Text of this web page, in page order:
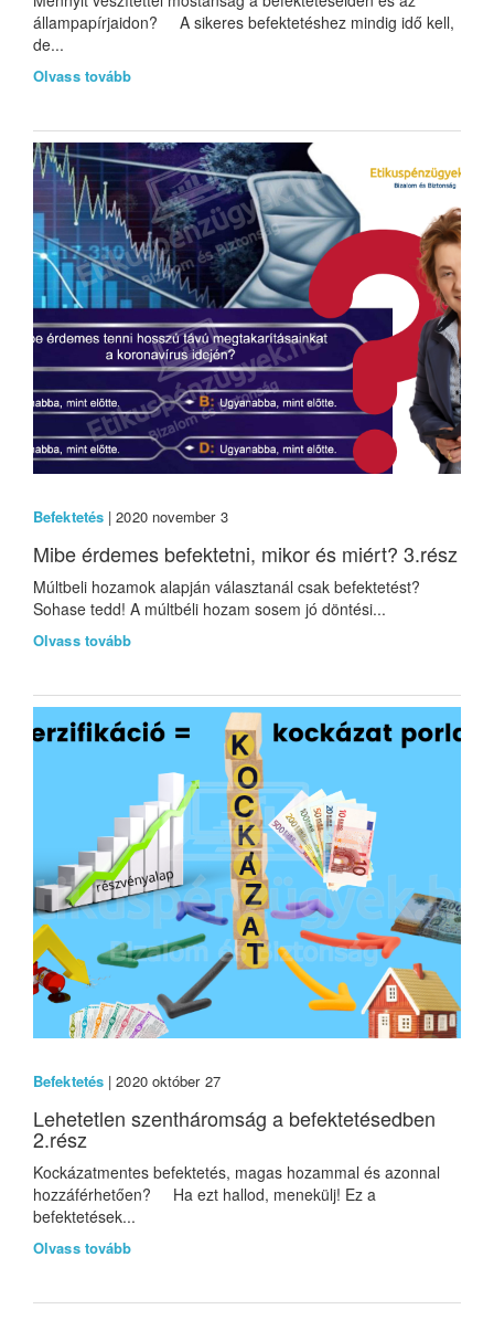
állampapírjaidon? A sikeres befektetéshez mindig idő kell,
de...
Olvass tovább
Befektetés | 2020 november 3
Mibe érdemes befektetni, mikor és miért? 3.rész
Múltbeli hozamok alapján választanál csak befektetést?
Sohase tedd! A múltbéli hozam sosem jó döntési...
Olvass tovább
Befektetés | 2020 október 27
Lehetetlen szentháromság a befektetésedben
2.rész
Kockázatmentes befektetés, magas hozammal és azonnal
hozzáférhetően? Ha ezt hallod, menekülj! Ez a
befektetések...
Olvass tovább